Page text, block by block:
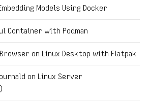
Models Using Docker
Container with Podman
on Linux Desktop with Flatpak
on Linux Server